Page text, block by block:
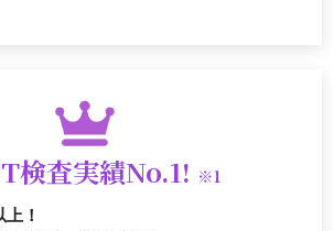
検査実績No.1! ※1
！